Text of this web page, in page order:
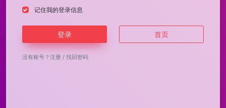
记住我的登录信息
登录 首页
没有账号？ 注册 / 找回密码